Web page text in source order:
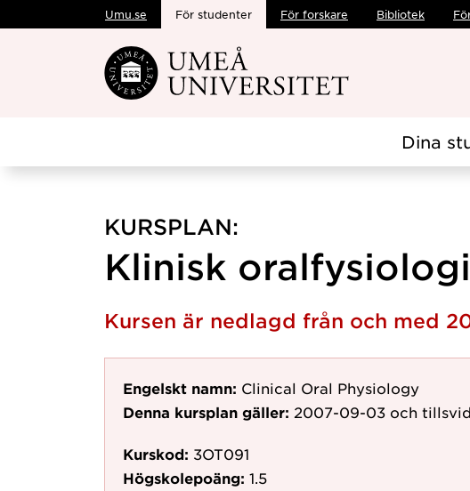
Hoppa direkt till innehållet
Umu.se För studenter För forskare Bibliotek
Dina
KURSPLAN:
Klinisk
Kursen är nedlagd från och med
Engelskt namn: Clinical Oral Physiology
Denna kursplan gäller: 2007-09-03 och
Kurskod: 3OT091
Högskolepoäng: 1.5